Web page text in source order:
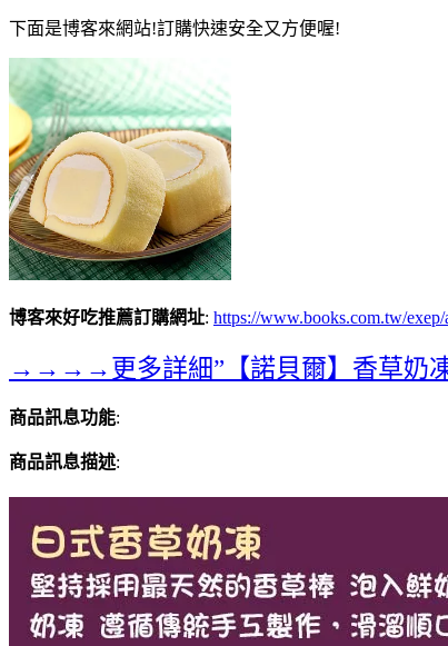
下面是博客來網站!訂購快速安全又方便喔!
博客來好吃推薦訂購網址: https://www.books.com.tw/
→→→→更多詳細”【諾貝爾】香草奶凍
商品訊息功能:
商品訊息描述: